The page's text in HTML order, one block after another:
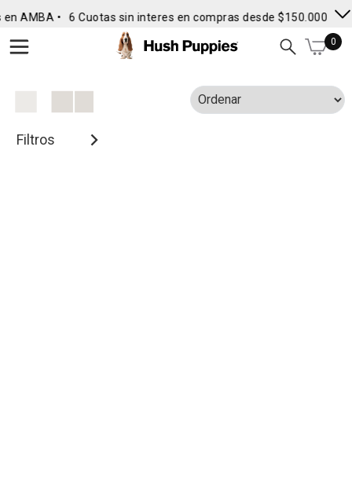
AMBA • 6 Cuotas sin interes en compras desde $150.000 •
0
Filtros